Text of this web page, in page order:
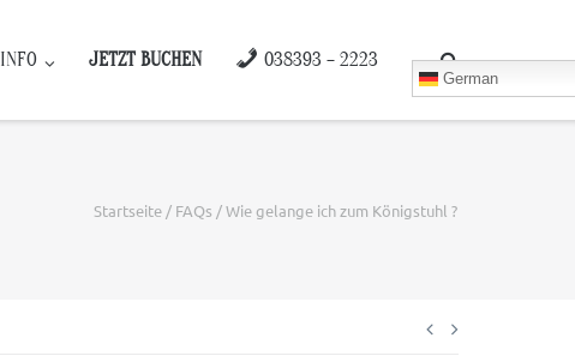
INFO JETZT BUCHEN 038393 – 2223
German
Startseite / FAQs /Wie gelange ich zum Königstuhl ?